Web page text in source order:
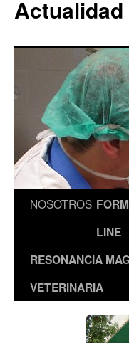
NOSOTROS
LINE
RESONANCIA
VETERINARIA